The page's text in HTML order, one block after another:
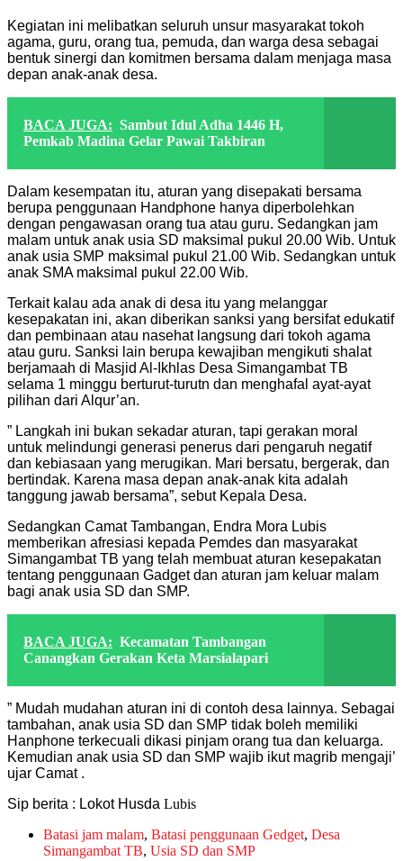
Kegiatan ini melibatkan seluruh unsur masyarakat tokoh
agama, guru, orang tua, pemuda, dan warga desa sebagai
bentuk sinergi dan komitmen bersama dalam menjaga masa
depan anak-anak desa.
BACA JUGA: Sambut Idul Adha 1446 H,
Pemkab Madina Gelar Pawai Takbiran
Dalam kesempatan itu, aturan yang disepakati bersama
berupa penggunaan Handphone hanya diperbolehkan
dengan pengawasan orang tua atau guru. Sedangkan jam
malam untuk anak usia SD maksimal pukul 20.00 Wib. Untuk
anak usia SMP maksimal pukul 21.00 Wib. Sedangkan untuk
anak SMA maksimal pukul 22.00 Wib.
Terkait kalau ada anak di desa itu yang melanggar
kesepakatan ini, akan diberikan sanksi yang bersifat edukatif
dan pembinaan atau nasehat langsung dari tokoh agama
atau guru. Sanksi lain berupa kewajiban mengikuti shalat
berjamaah di Masjid Al-Ikhlas Desa Simangambat TB
selama 1 minggu berturut-turutn dan menghafal ayat-ayat
pilihan dari Alqur’an.
” Langkah ini bukan sekadar aturan, tapi gerakan moral
untuk melindungi generasi penerus dari pengaruh negatif
dan kebiasaan yang merugikan. Mari bersatu, bergerak, dan
bertindak. Karena masa depan anak-anak kita adalah
tanggung jawab bersama”, sebut Kepala Desa.
Sedangkan Camat Tambangan, Endra Mora Lubis
memberikan afresiasi kepada Pemdes dan masyarakat
Simangambat TB yang telah membuat aturan kesepakatan
tentang penggunaan Gadget dan aturan jam keluar malam
bagi anak usia SD dan SMP.
BACA JUGA: Kecamatan Tambangan
Canangkan Gerakan Keta Marsialapari
” Mudah mudahan aturan ini di contoh desa lainnya. Sebagai
tambahan, anak usia SD dan SMP tidak boleh memiliki
Hanphone terkecuali dikasi pinjam orang tua dan keluarga.
Kemudian anak usia SD dan SMP wajib ikut magrib mengaji’
ujar Camat .
Sip berita : Lokot Husda Lubis
Batasi jam malam, Batasi penggunaan Gedget, Desa
Simangambat TB, Usia SD dan SMP